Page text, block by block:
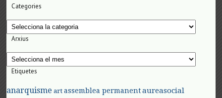
Categories
Categories
Arxius
Arxius
Etiquetes
anarquisme art assemblea permanent aureasocial